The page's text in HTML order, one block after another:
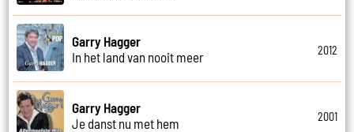
Garry Hagger
In het land van nooit meer
2012
Garry Hagger
Je danst nu met hem
2001